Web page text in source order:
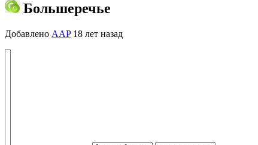
Большеречье
Добавлено AAP18 лет назад